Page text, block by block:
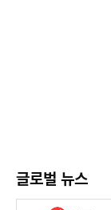
글로벌 뉴스